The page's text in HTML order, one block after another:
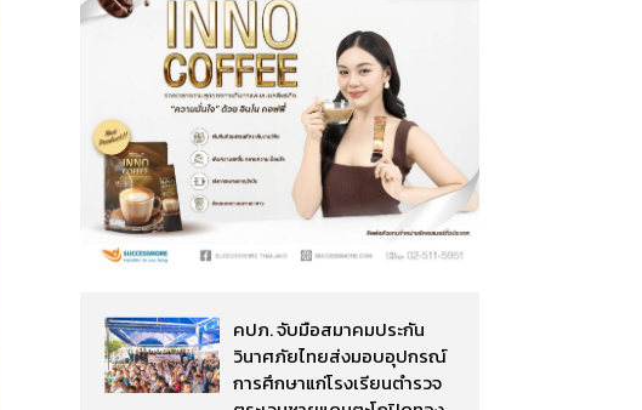
คปภ. จับมือสมาคมประกัน
วินาศภัยไทยส่งมอบอุปกรณ์
การศึกษาแก่โรงเรียนตำรวจ